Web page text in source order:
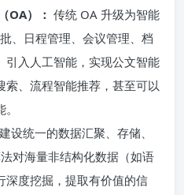
OA）： 传统 OA 升级为智能
、日程管理、会议管理、档
引入人工智能，实现公文智能
、流程智能推荐，甚至可以
建设统一的数据汇聚、存储、
对海量非结构化数据（如语
深度挖掘，提取有价值的信